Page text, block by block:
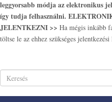
leggyorsabb módja az elektronikus
így tudja felhasználni.
JELENTKEZNI >> Ha mégis inkább
töltse le az ehhez szükséges